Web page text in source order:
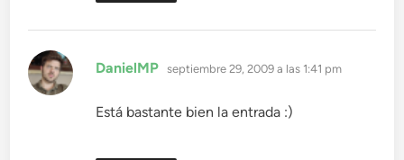
DanielMP dice:
septiembre 29, 2009 a las 1:41 pm
Está bastante bien la entrada :)